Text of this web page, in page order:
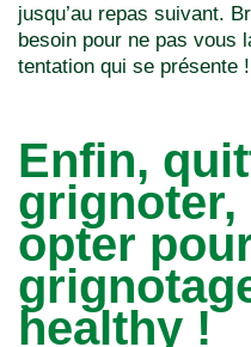
jusqu’au repas suivant.
besoin pour ne pas vous
tentation qui se présente !
Enfin,
grignoter,
opter
healthy !